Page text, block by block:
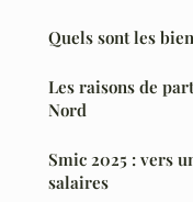
Quels sont les
Les raisons de
Nord
Smic 2025 : vers
salaires